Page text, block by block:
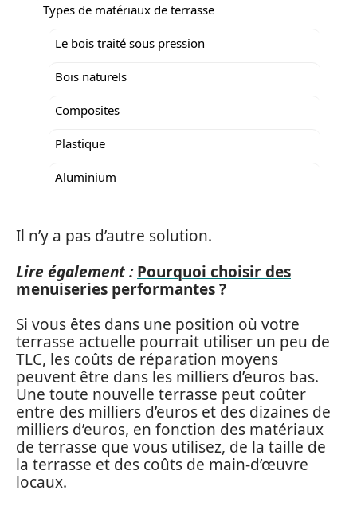
Types de matériaux de terrasse
Le bois traité sous pression
Bois naturels
Composites
Plastique
Aluminium
Il n’y a pas d’autre solution.
Lire également : Pourquoi choisir des
menuiseries performantes ?
Si vous êtes dans une position où votre
terrasse actuelle pourrait utiliser un peu de
TLC, les coûts de réparation moyens
peuvent être dans les milliers d’euros bas.
Une toute nouvelle terrasse peut coûter
entre des milliers d’euros et des dizaines de
milliers d’euros, en fonction des matériaux
de terrasse que vous utilisez, de la taille de
la terrasse et des coûts de main-d’œuvre
locaux.